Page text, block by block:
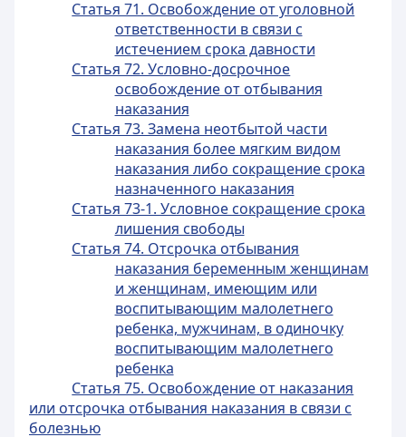
Статья 71. Освобождение от уголовной
ответственности в связи с
истечением срока давности
Статья 72. Условно-досрочное
освобождение от отбывания
наказания
Статья 73. Замена неотбытой части
наказания более мягким видом
наказания либо сокращение срока
назначенного наказания
Статья 73-1. Условное сокращение срока
лишения свободы
Статья 74. Отсрочка отбывания
наказания беременным женщинам
и женщинам, имеющим или
воспитывающим малолетнего
ребенка, мужчинам, в одиночку
воспитывающим малолетнего
ребенка
Статья 75. Освобождение от наказания
или отсрочка отбывания наказания в связи с
болезнью